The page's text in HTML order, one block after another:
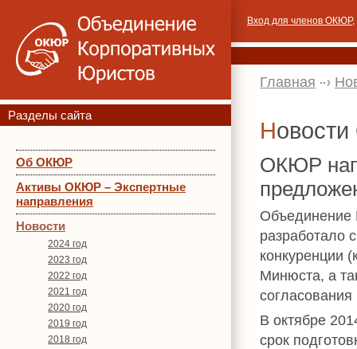
Разделы сайта
Об ОКЮР
Активы ОКЮР – Экспертные
направления
Новости
2024 год
2023 год
2022 год
2021 год
2020 год
2019 год
2018 год
Вход для членов ОКЮР,
Главная
ОКЮР
Объединение
разработало
конкуренции
Минюста, а
В октябре
срок